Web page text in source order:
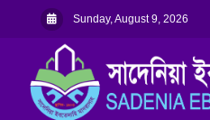
Sunday, August 9, 2026